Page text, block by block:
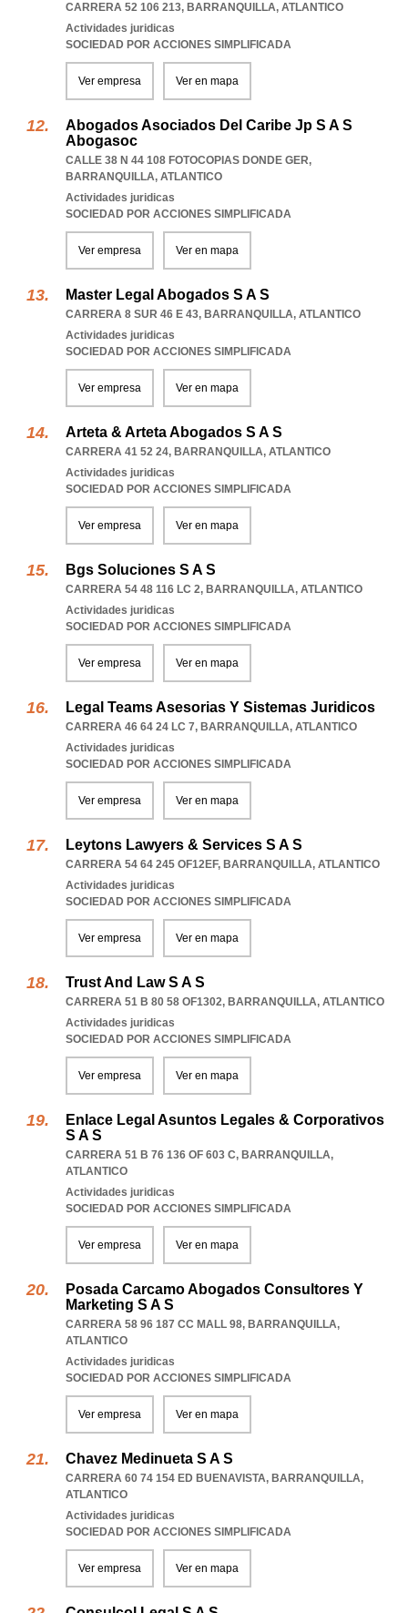
CARRERA 52 106 213, BARRANQUILLA, ATLANTICO
Actividades juridicas
SOCIEDAD POR ACCIONES SIMPLIFICADA
Ver empresa Ver en mapa
Abogados Asociados Del Caribe Jp S A S
Abogasoc
CALLE 38 N 44 108 FOTOCOPIAS DONDE GER,
BARRANQUILLA, ATLANTICO
Actividades juridicas
SOCIEDAD POR ACCIONES SIMPLIFICADA
Ver empresa Ver en mapa
Master Legal Abogados S A S
CARRERA 8 SUR 46 E 43, BARRANQUILLA, ATLANTICO
Actividades juridicas
SOCIEDAD POR ACCIONES SIMPLIFICADA
Ver empresa Ver en mapa
Arteta & Arteta Abogados S A S
CARRERA 41 52 24, BARRANQUILLA, ATLANTICO
Actividades juridicas
SOCIEDAD POR ACCIONES SIMPLIFICADA
Ver empresa Ver en mapa
Bgs Soluciones S A S
CARRERA 54 48 116 LC 2, BARRANQUILLA, ATLANTICO
Actividades juridicas
SOCIEDAD POR ACCIONES SIMPLIFICADA
Ver empresa Ver en mapa
Legal Teams Asesorias Y Sistemas Juridicos
CARRERA 46 64 24 LC 7, BARRANQUILLA, ATLANTICO
Actividades juridicas
SOCIEDAD POR ACCIONES SIMPLIFICADA
Ver empresa Ver en mapa
Leytons Lawyers & Services S A S
CARRERA 54 64 245 OF12EF, BARRANQUILLA, ATLANTICO
Actividades juridicas
SOCIEDAD POR ACCIONES SIMPLIFICADA
Ver empresa Ver en mapa
Trust And Law S A S
CARRERA 51 B 80 58 OF1302, BARRANQUILLA, ATLANTICO
Actividades juridicas
SOCIEDAD POR ACCIONES SIMPLIFICADA
Ver empresa Ver en mapa
Enlace Legal Asuntos Legales & Corporativos
S A S
CARRERA 51 B 76 136 OF 603 C, BARRANQUILLA,
ATLANTICO
Actividades juridicas
SOCIEDAD POR ACCIONES SIMPLIFICADA
Ver empresa Ver en mapa
Posada Carcamo Abogados Consultores Y
Marketing S A S
CARRERA 58 96 187 CC MALL 98, BARRANQUILLA,
ATLANTICO
Actividades juridicas
SOCIEDAD POR ACCIONES SIMPLIFICADA
Ver empresa Ver en mapa
Chavez Medinueta S A S
CARRERA 60 74 154 ED BUENAVISTA, BARRANQUILLA,
ATLANTICO
Actividades juridicas
SOCIEDAD POR ACCIONES SIMPLIFICADA
Ver empresa Ver en mapa